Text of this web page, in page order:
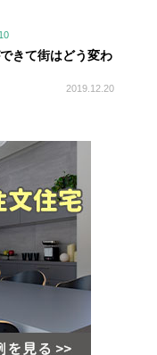
きて街はどう変わ
2019.12.20